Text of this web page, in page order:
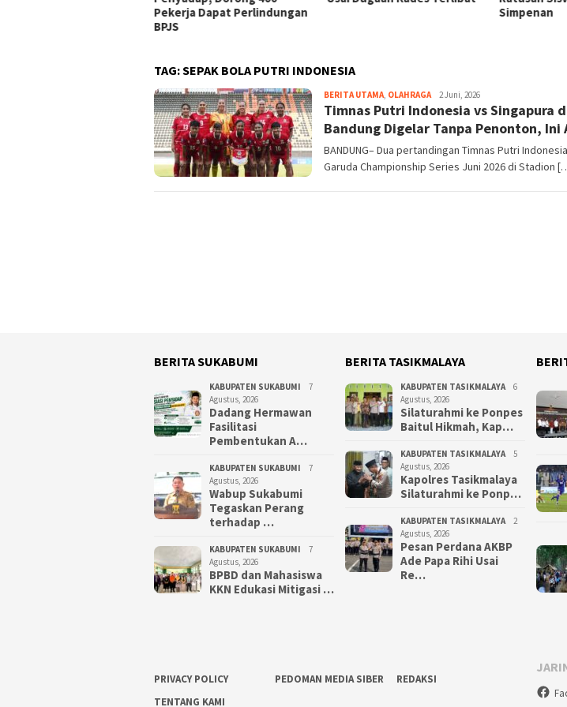
Pekerja Dapat Perlindungan
BPJS
Simpenan
TAG:SEPAK BOLA PUTRI INDONESIA
BERITA UTAMA, OLAHRAGAredaktur
2 Juni, 2026
Timnas Putri Indonesia vs Singapura
Bandung Digelar Tanpa Penonton, Ini
BANDUNG– Dua pertandingan Timnas Putri
Garuda Championship Series Juni 2026 di Stadion
BERITA SUKABUMI
KABUPATEN SUKABUMI
7
Agustus, 2026
Dadang Hermawan
Fasilitasi
Pembentukan A…
KABUPATEN SUKABUMI
7
Agustus, 2026
Wabup Sukabumi
Tegaskan Perang
terhadap …
KABUPATEN SUKABUMI
7
Agustus, 2026
BPBD dan Mahasiswa
KKN Edukasi Mitigasi …
BERITA TASIKMALAYA
KABUPATEN TASIKMALAYA
6
Agustus, 2026
Silaturahmi ke Ponpes
Baitul Hikmah, Kap…
KABUPATEN TASIKMALAYA
5
Agustus, 2026
Kapolres Tasikmalaya
Silaturahmi ke Ponp…
KABUPATEN TASIKMALAYA
2
Agustus, 2026
Pesan Perdana AKBP
Ade Papa Rihi Usai
Re…
PRIVACY POLICY PEDOMAN MEDIA SIBER
REDAKSI
TENTANG KAMI